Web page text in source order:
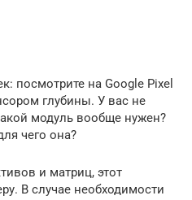
посмотрите на Google Pixel
глубины. У вас не
модуль вообще нужен?
чего она?
и матриц, этот
В случае необходимости